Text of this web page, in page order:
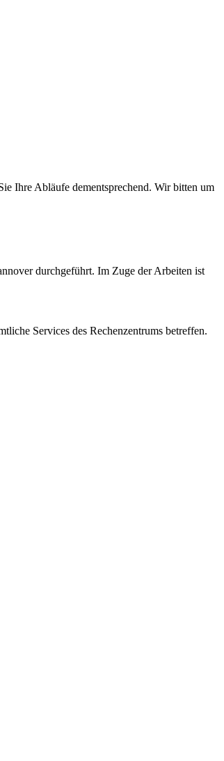
Ihre Abläufe dementsprechend. Wir bitten um
durchgeführt. Im Zuge der Arbeiten ist
Services des Rechenzentrums betreffen.